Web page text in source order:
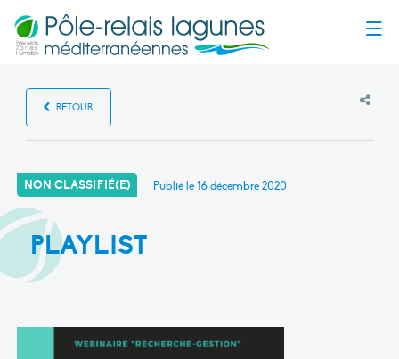
RETOUR
NON CLASSIFIÉ(E) Publié le16 décembre 2020
PLAYLIST